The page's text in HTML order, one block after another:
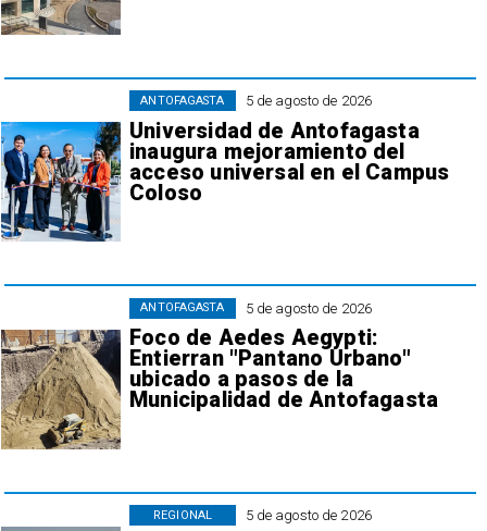
5 de agosto de 2026
Universidad de Antofagasta
inaugura mejoramiento del
acceso universal en el Campus
Coloso
ANTOFAGASTA
5 de agosto de 2026
Foco de Aedes Aegypti:
Entierran "Pantano Urbano"
ubicado a pasos de la
Municipalidad de Antofagasta
ANTOFAGASTA
5 de agosto de 2026
REGIONAL